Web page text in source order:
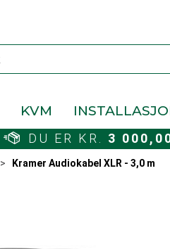
KVM
DU ER KR. 3
> Kramer Audiokabel XLR - 3,0 m